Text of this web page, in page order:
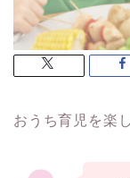
おうち育児を楽